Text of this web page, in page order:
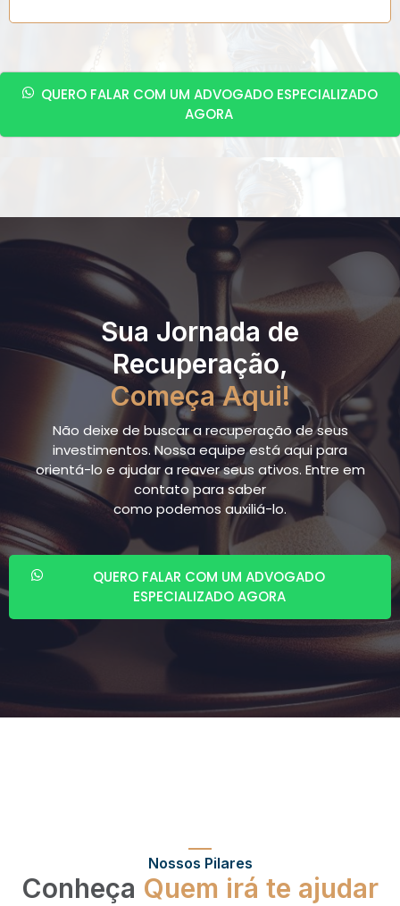
QUERO FALAR COM UM ADVOGADO ESPECIALIZADO
AGORA
Sua Jornada de
Recuperação,
Começa Aqui!
Não deixe de buscar a recuperação de seus
investimentos. Nossa equipe está aqui para
orientá-lo e ajudar a reaver seus ativos. Entre em
contato para saber
como podemos auxiliá-lo.
QUERO FALAR COM UM ADVOGADO
ESPECIALIZADO AGORA
Nossos Pilares
Conheça Quem irá te ajudar